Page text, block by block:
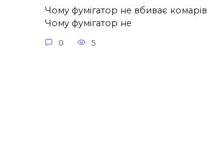
Чому фумігатор не вбиває комарів
Чому фумігатор не
0 5